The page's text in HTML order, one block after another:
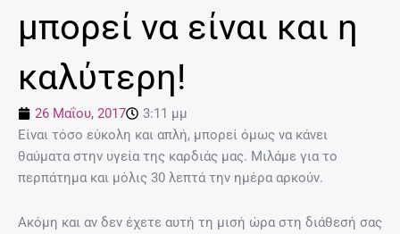
μπορεί να είναι και η
καλύτερη!
26 Μαΐου, 2017
3:11 μμ
Είναι τόσο εύκολη και απλή, μπορεί όμως να κάνει
θαύματα στην υγεία της καρδιάς μας. Μιλάμε για το
περπάτημα και μόλις 30 λεπτά την ημέρα αρκούν.
Ακόμη και αν δεν έχετε αυτή τη μισή ώρα στη διάθεσή σας